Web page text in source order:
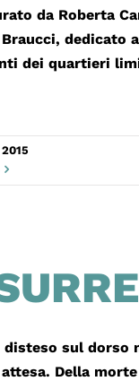
da Roberta
dedicato
dei quartieri
disteso sul dorso
Della